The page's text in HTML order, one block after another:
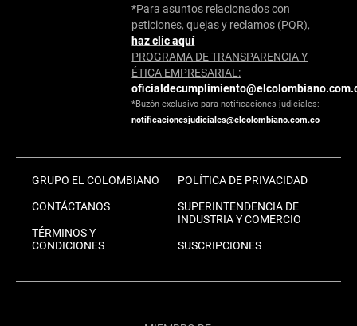
*Para asuntos relacionados con
peticiones, quejas y reclamos (PQR),
haz clic aquí
PROGRAMA DE TRANSPARENCIA Y
ÉTICA EMPRESARIAL:
*Buzón exclusivo para notificaciones judiciales:
notificacionesjudiciales@elcolombiano.com.co
GRUPO EL COLOMBIANO
CONTÁCTANOS
TÉRMINOS Y
CONDICIONES
POLÍTICA DE PRIVACIDAD
SUPERINTENDENCIA DE
INDUSTRIA Y COMERCIO
SUSCRIPCIONES